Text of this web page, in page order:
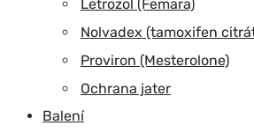
Letrozol (Femara)
Nolvadex (tamoxifen
Proviron (Mesterolone)
Ochrana jater
Balení